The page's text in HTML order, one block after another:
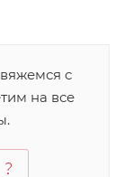
с
на все